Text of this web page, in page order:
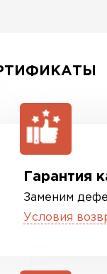
Гарантия
Заменим
Условия